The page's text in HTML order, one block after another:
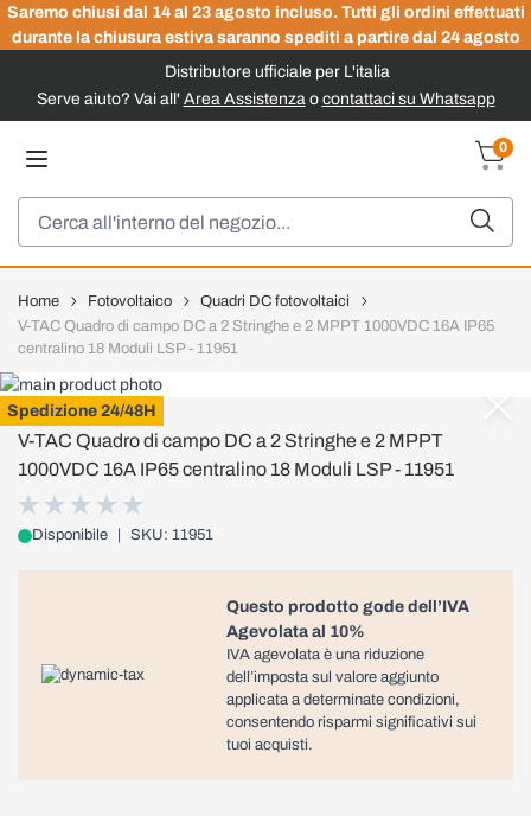
Saremo chiusi dal 14 al 23 agosto incluso. Tutti gli ordini effettuati
durante la chiusura estiva saranno spediti a partire dal 24 agosto
Distributore ufficiale per L'italia
Serve aiuto? Vai all' Area Assistenzao contattaci su Whatsapp
0
Home Fotovoltaico
Quadri DC fotovoltaici
V-TAC Quadro di campo DC a 2 Stringhe e 2 MPPT 1000VDC 16A IP65
centralino 18 Moduli LSP - 11951
Spedizione 24/48H
V-TAC
V-TAC Quadro di campo DC a 2 Stringhe e 2 MPPT
1000VDC 16A IP65 centralino 18 Moduli LSP - 11951
Disponibile SKU: 11951
Questo prodotto gode dell’IVA
Agevolata al 10%
IVA agevolata è una riduzione
dell’imposta sul valore aggiunto
applicata a determinate condizioni,
consentendo risparmi significativi sui
tuoi acquisti.